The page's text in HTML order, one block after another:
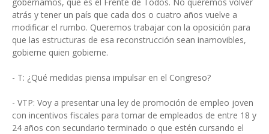
atrás y tener un país que cada dos o cuatro años vuelve a
modificar el rumbo. Queremos trabajar con la oposición para
que las estructuras de esa reconstrucción sean inamovibles,
gobierne quien gobierne.
- T: ¿Qué medidas piensa impulsar en el Congreso?
- VTP: Voy a presentar una ley de promoción de empleo joven
con incentivos fiscales para tomar de empleados de entre 18 y
24 años con secundario terminado o que estén cursando el